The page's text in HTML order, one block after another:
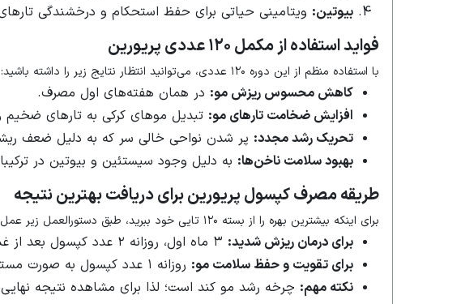
بیوتین: ویتامینی حیاتی برای حفظ استحکام و درخشندگی
فواید استفاده از مکمل ۱۲۰ عددی پریورین
با استفاده منظم از این دوره ۱۲۰ عددی، می‌توانید انتظار نتایج زیر را داشته باشید:
کاهش محسوس ریزش مو: در همان هفته‌های اول مصرف.
افزایش ضخامت تارهای مو: تبدیل موهای کرکی به تارهای ضخیم
تحریک رشد مجدد: پر شدن نواحی خالی سر که به دلیل ضعف
بهبود سلامت ناخن‌ها: به دلیل وجود سیستئین و بیوتین در
طریقه مصرف کپسول پریورین برای دریافت بهترین نتیجه
برای اینکه بیشترین بهره را از بسته ۱۲۰ تایی خود ببرید، طبق دستورالعمل زیر عمل کنید:
برای درمان ریزش شدید:
برای تقویت و حفظ سلامت مو: روزانه ۱ عدد کپسول به صورت مستمر مصرف شود.
نکته مهم: چرخه رشد مو کند است؛ لذا برای مشاهده نتیجه نهایی، توصیه می‌شود